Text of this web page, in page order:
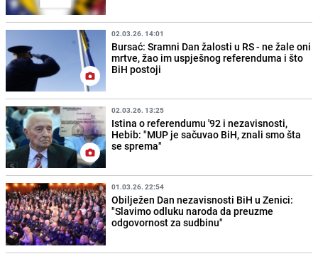
02.03.26. 14:01
Bursać: Sramni Dan žalosti u RS - ne žale oni
mrtve, žao im uspješnog referenduma i što
BiH postoji
02.03.26. 13:25
Istina o referendumu '92 i nezavisnosti,
Hebib: "MUP je sačuvao BiH, znali smo šta
se sprema"
01.03.26. 22:54
Obilježen Dan nezavisnosti BiH u Zenici:
"Slavimo odluku naroda da preuzme
odgovornost za sudbinu"